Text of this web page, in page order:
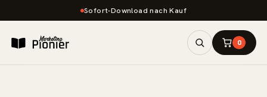
Sofort-Download nach Kauf
0